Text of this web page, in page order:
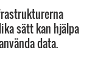
sätt kan hjälpa
data.